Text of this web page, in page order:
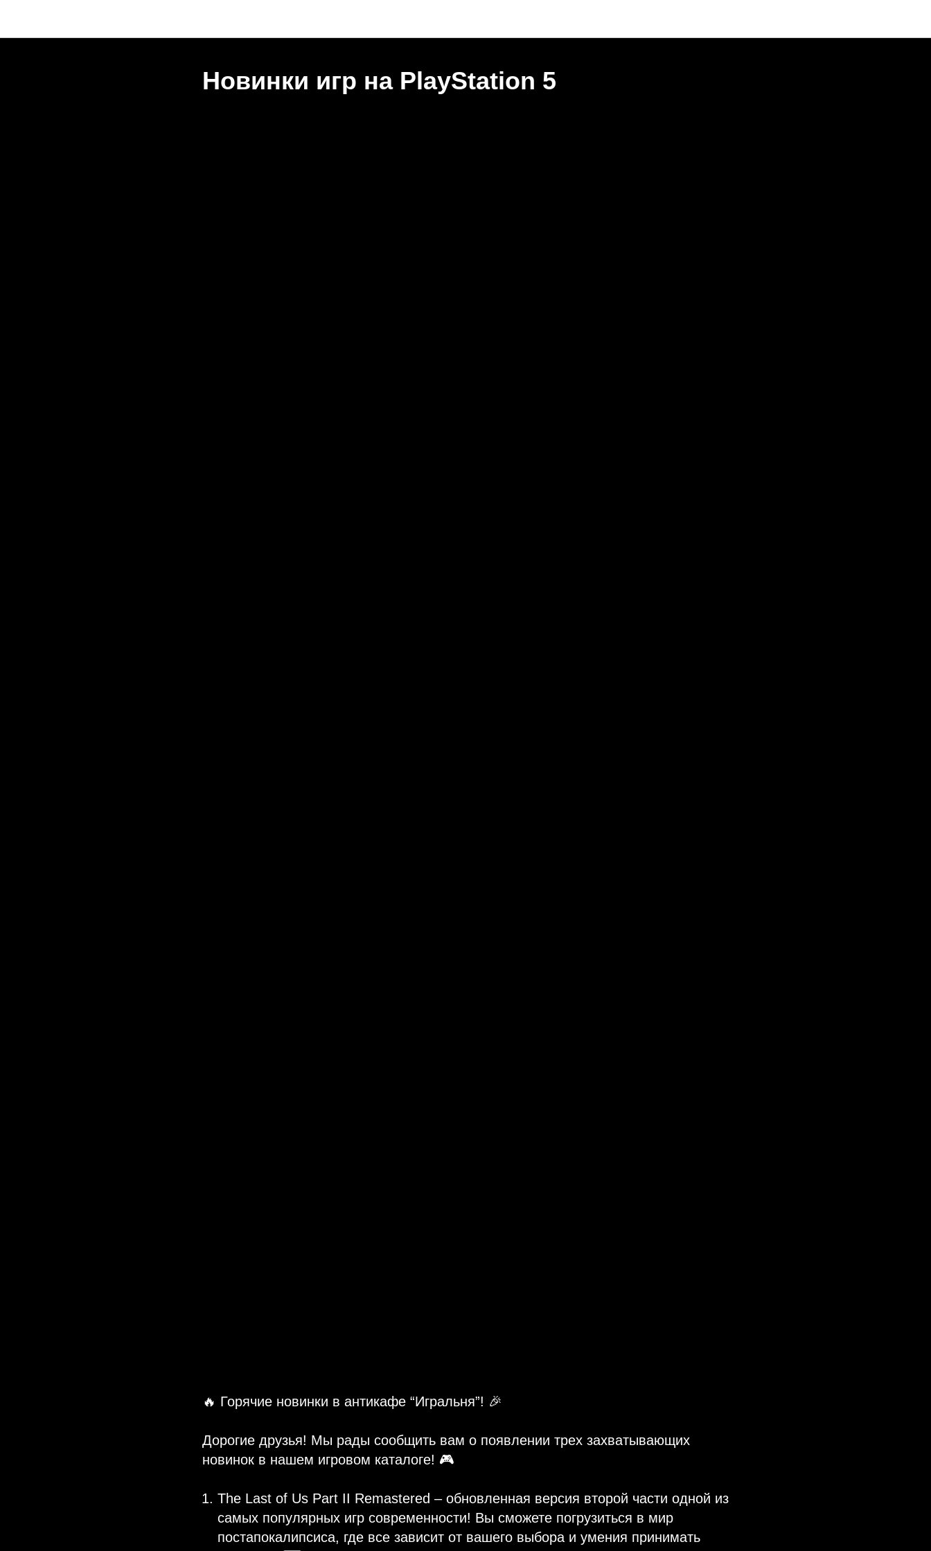
Новинки игр на PlayStation 5
🔥 Горячие новинки в антикафе “Игральня”! 🎉
Дорогие друзья! Мы рады сообщить вам о появлении трех захватывающих
новинок в нашем игровом каталоге! 🎮
The Last of Us Part II Remastered – обновленная версия второй части одной из
самых популярных игр современности! Вы сможете погрузиться в мир
постапокалипсиса, где все зависит от вашего выбора и умения принимать